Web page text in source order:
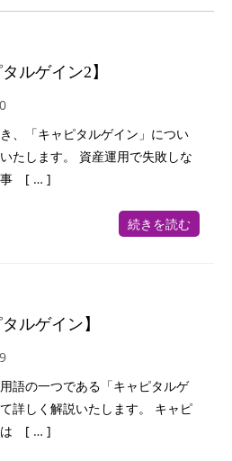
タルゲイン2】
、「キャピタルゲイン」につい
たします。 資産運用で失敗しな
事 [ … ]
続きを読む
ルゲイン】
語の一つである「キャピタルゲ
詳しく解説いたします。 キャピ
は [ … ]